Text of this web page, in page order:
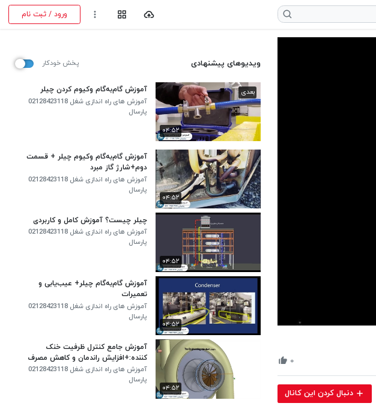
ورود / ثبت نام
۰
دنبال کردن این کانال
ویدیوهای پیشنهادی پخش خودکار
۰۴:۵۲
بعدی آموزش گام‌به‌گام وکیوم کردن چیلر
آموزش های راه اندازی شغل 02128423118
پارسال
۰۴:۵۲
آموزش گام‌به‌گام وکیوم چیلر + قسمت
دوم+شارژ گاز مبرد
آموزش های راه اندازی شغل 02128423118
پارسال
۰۴:۵۲
چیلر چیست؟ آموزش کامل و کاربردی
آموزش های راه اندازی شغل 02128423118
پارسال
۰۴:۵۲
آموزش گام‌به‌گام چیلر+ عیب‌یابی و
تعمیرات
آموزش های راه اندازی شغل 02128423118
پارسال
۰۴:۵۲
آموزش جامع کنترل ظرفیت خنک
کننده:+افزایش راندمان و کاهش مصرف
انرژی
آموزش های راه اندازی شغل 02128423118
پارسال